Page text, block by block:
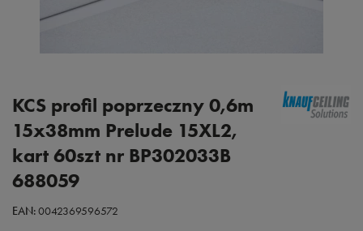
KCS profil poprzeczny 0,6m
15x38mm Prelude 15XL2,
kart 60szt nr BP302033B
688059
EAN:0042369596572